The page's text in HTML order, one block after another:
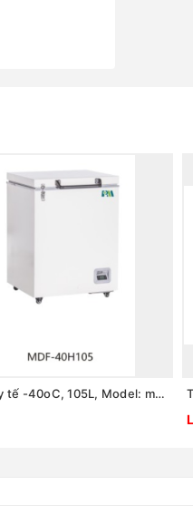
Tủ lạnh y tế -40oC, 105L, Model: model:MDF-40H105, Hãng: TaisiteLab Sciences Inc / Mỹ